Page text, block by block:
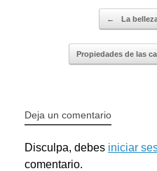
Navegador de artículos
← La
Propiedades de las
Deja un comentario
Disculpa, debes iniciar
comentario.